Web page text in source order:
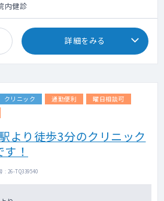
内健診
詳細をみる
クリニック 通勤便利
曜日相談可
り徒歩3分のクリニック
！
: 26-TQ339540